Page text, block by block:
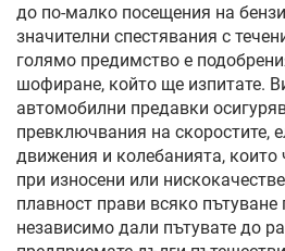
до по-малко посещения на
значителни спестявания с
голямо предимство е
шофиране, който ще изпитате.
автомобилни предавки
превключвания на скоростите,
движения и колебанията, които
при износени или
плавност прави всяко
независимо дали пътувате до